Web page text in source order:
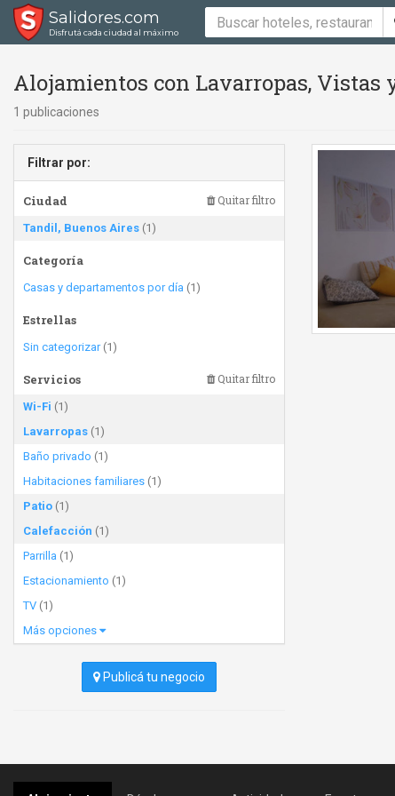
Salidores.com
Disfrutá cada ciudad al máximo
Alojamientos con Lavarropas, Vistas
1 publicaciones
Filtrar por:
Ciudad Quitar filtro
Tandil, Buenos Aires (1)
Categoría
Casas y departamentos por día (1)
Estrellas
Sin categorizar(1)
Servicios Quitar filtro
Wi-Fi (1)
Lavarropas (1)
Baño privado (1)
Habitaciones familiares (1)
Patio (1)
Calefacción (1)
Parrilla (1)
Estacionamiento (1)
TV (1)
Más opciones
Publicá tu negocio